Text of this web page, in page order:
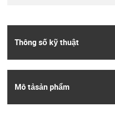
Thông số kỹ thuật
Mô tả­sản phẩm